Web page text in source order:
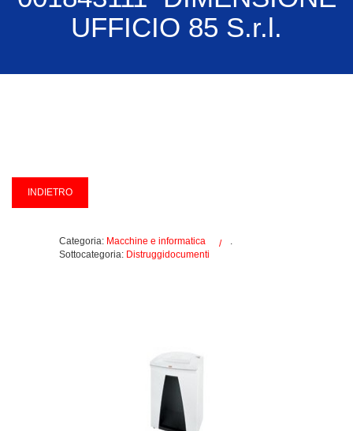
UFFICIO 85 S.r.l.
Categoria: Macchine e informatica
.
Sottocategoria: Distruggidocumenti